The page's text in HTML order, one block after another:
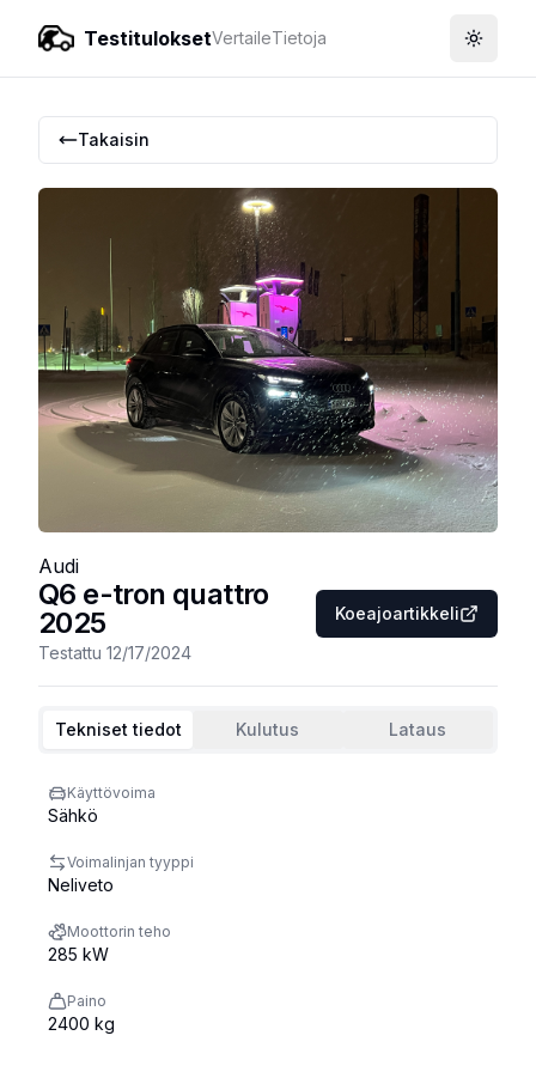
TestituloksetVertaileTietoja Toggle
Takaisin
Audi
Q6 e-tron quattro
2025
Koeajoartikkeli
Testattu 12/17/2024
Tekniset tiedot Kulutus Lataus
Käyttövoima
Sähkö
Voimalinjan tyyppi
Neliveto
Moottorin teho
285 kW
Paino
2400 kg